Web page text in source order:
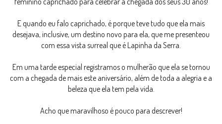
E quando eu falo caprichado, é porque teve tudo que ela mais
desejava, inclusive, um destino novo para ela, que me presenteou
com essa vista surreal que é Lapinha da Serra.
Em uma tarde especial registramos o mulherão que ela se tornou
com a chegada de mais este aniversário, além de toda a alegria e a
beleza que ela tem pela vida.
Acho que maravilhoso é pouco para descrever!